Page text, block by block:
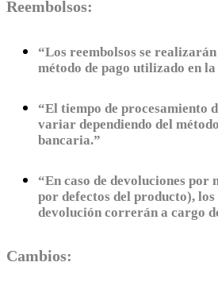
Reembolsos:
“Los reembolsos se
método de pago utilizado en
“El tiempo de procesamiento
variar dependiendo del
bancaria.”
“En caso de devoluciones por
por defectos del producto), los
devolución correrán a cargo
Cambios: